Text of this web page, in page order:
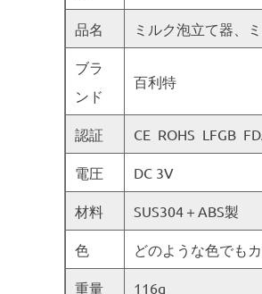
品名 ミルク泡立て器、
ブラ
ンド
百利特
認証 CE ROHS LFGB
電圧 DC 3V
材料 SUS304＋ABS製
色 どのような色でも
重量 116g